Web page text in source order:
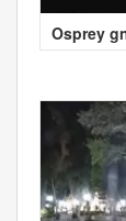
Osprey